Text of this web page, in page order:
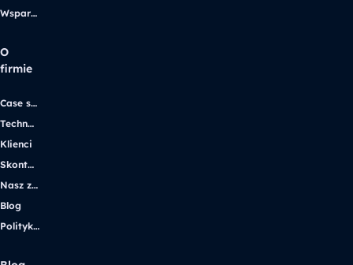
Wsparcie WordPress
O
firmie
Case studies
Technologie
Klienci
Skontaktuj się
Nasz zespół
Blog
Polityka prywatności